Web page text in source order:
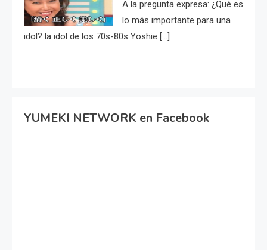
A la pregunta expresa: ¿Qué es
lo más importante para una
idol? la idol de los 70s-80s Yoshie […]
YUMEKI NETWORK en Facebook